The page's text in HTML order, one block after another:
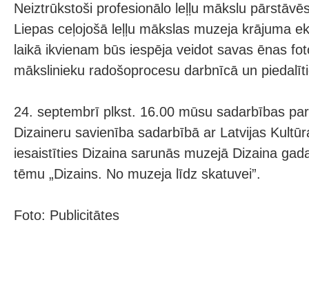
Neiztrūkstoši profesionālo leļļu mākslu
Liepas ceļojošā leļļu mākslas muzeja krājuma
laikā ikvienam būs iespēja veidot savas ēnas
mākslinieku radošoprocesu darbnīcā un
24. septembrī plkst. 16.00 mūsu sadarbības
Dizaineru savienība sadarbībā ar Latvijas
iesaistīties Dizaina sarunās muzejā Dizaina
tēmu „Dizains. No muzeja līdz skatuvei”.
Foto: Publicitātes